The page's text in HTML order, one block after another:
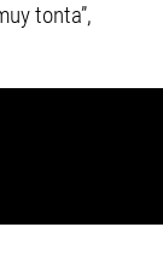
tonta”,